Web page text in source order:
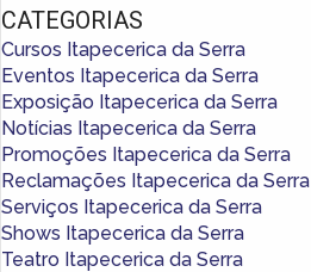
CATEGORIAS
Cursos Itapecerica da Serra
Eventos Itapecerica da Serra
Exposição Itapecerica da Serra
Notícias Itapecerica da Serra
Promoções Itapecerica da Serra
Reclamações Itapecerica da Serra
Serviços Itapecerica da Serra
Shows Itapecerica da Serra
Teatro Itapecerica da Serra